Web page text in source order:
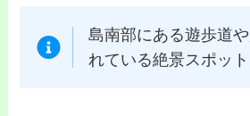
島南部にある遊歩道
れている絶景スポット